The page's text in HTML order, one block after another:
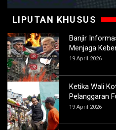
LIPUTAN KHUSUS
Banjir
Menjaga
19 April 2026
Ketika Wali
Pelanggaran
19 April 2026